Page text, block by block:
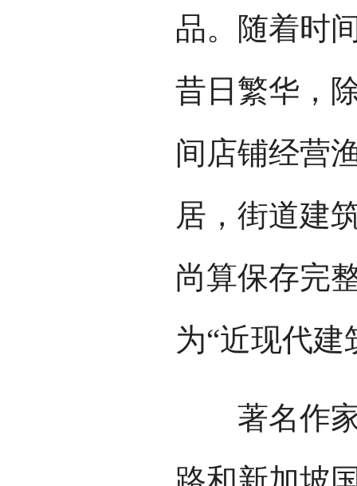
品。随着时
昔日繁华，
间店铺经营
居，街道建
尚算保存完
为“近现代建
著名作家